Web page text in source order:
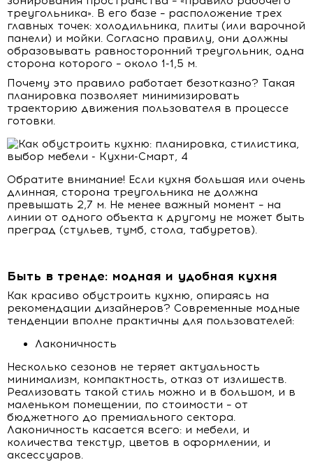
треугольника». В его базе – расположение трех
главных точек: холодильника, плиты (или варочной
панели) и мойки. Согласно правилу, они должны
образовывать равносторонний треугольник, одна
сторона которого – около 1-1,5 м.
Почему это правило работает безотказно? Такая
планировка позволяет минимизировать
траекторию движения пользователя в процессе
готовки.
Обратите внимание! Если кухня большая или очень
длинная, сторона треугольника не должна
превышать 2,7 м. Не менее важный момент – на
линии от одного объекта к другому не может быть
преград (стульев, тумб, стола, табуретов).
Быть в тренде: модная и удобная кухня
Как красиво обустроить кухню, опираясь на
рекомендации дизайнеров? Современные модные
тенденции вполне практичны для пользователей:
Лаконичность
Несколько сезонов не теряет актуальность
минимализм, компактность, отказ от излишеств.
Реализовать такой стиль можно и в большом, и в
маленьком помещении, по стоимости – от
бюджетного до премиального сектора.
Лаконичность касается всего: и мебели, и
количества текстур, цветов в оформлении, и
аксессуаров.